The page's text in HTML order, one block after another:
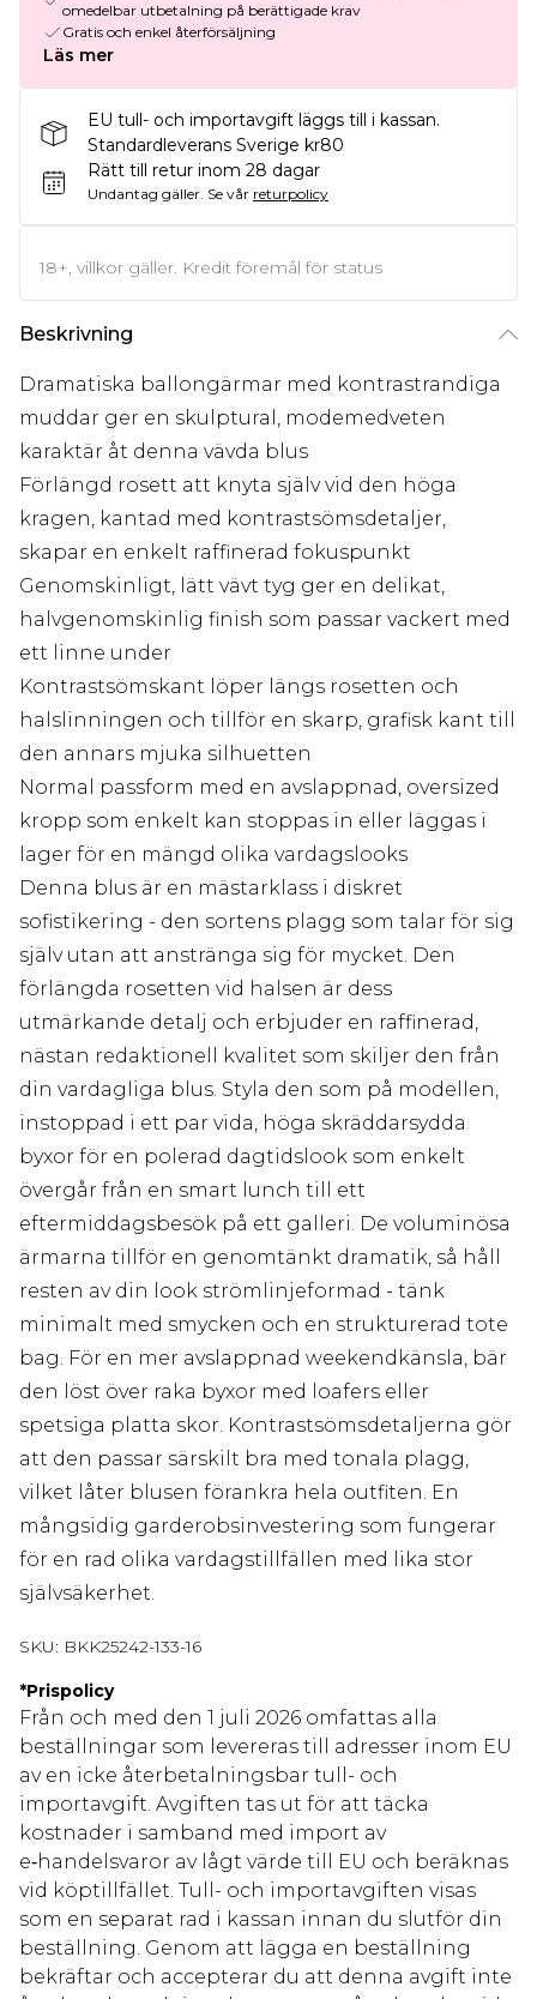
omedelbar utbetalning på berättigade krav
Gratis och enkel återförsäljning
Läs mer
EU tull- och importavgift läggs till i kassan.
Standardleverans Sverige kr80
Rätt till retur inom 28 dagar
Undantag gäller. Se vår returpolicy
18+, villkor gäller. Kredit föremål för status
Beskrivning
Dramatiska ballongärmar med kontrastrandiga
muddar ger en skulptural, modemedveten
karaktär åt denna vävda blus
Förlängd rosett att knyta själv vid den höga
kragen, kantad med kontrastsömsdetaljer,
skapar en enkelt raffinerad fokuspunkt
Genomskinligt, lätt vävt tyg ger en delikat,
halvgenomskinlig finish som passar vackert med
ett linne under
Kontrastsömskant löper längs rosetten och
halslinningen och tillför en skarp, grafisk kant till
den annars mjuka silhuetten
Normal passform med en avslappnad, oversized
kropp som enkelt kan stoppas in eller läggas i
lager för en mängd olika vardagslooks
Denna blus är en mästarklass i diskret
sofistikering - den sortens plagg som talar för sig
själv utan att anstränga sig för mycket. Den
förlängda rosetten vid halsen är dess
utmärkande detalj och erbjuder en raffinerad,
nästan redaktionell kvalitet som skiljer den från
din vardagliga blus. Styla den som på modellen,
instoppad i ett par vida, höga skräddarsydda
byxor för en polerad dagtidslook som enkelt
övergår från en smart lunch till ett
eftermiddagsbesök på ett galleri. De voluminösa
ärmarna tillför en genomtänkt dramatik, så håll
resten av din look strömlinjeformad - tänk
minimalt med smycken och en strukturerad tote
bag. För en mer avslappnad weekendkänsla, bär
den löst över raka byxor med loafers eller
spetsiga platta skor. Kontrastsömsdetaljerna gör
att den passar särskilt bra med tonala plagg,
vilket låter blusen förankra hela outfiten. En
mångsidig garderobsinvestering som fungerar
för en rad olika vardagstillfällen med lika stor
självsäkerhet.
SKU: BKK25242-133-16
*Prispolicy
Från och med den 1 juli 2026 omfattas alla
beställningar som levereras till adresser inom EU
av en icke återbetalningsbar tull- och
importavgift. Avgiften tas ut för att täcka
kostnader i samband med import av
e‑handelsvaror av lågt värde till EU och beräknas
vid köptillfället. Tull- och importavgiften visas
som en separat rad i kassan innan du slutför din
beställning. Genom att lägga en beställning
bekräftar och accepterar du att denna avgift inte